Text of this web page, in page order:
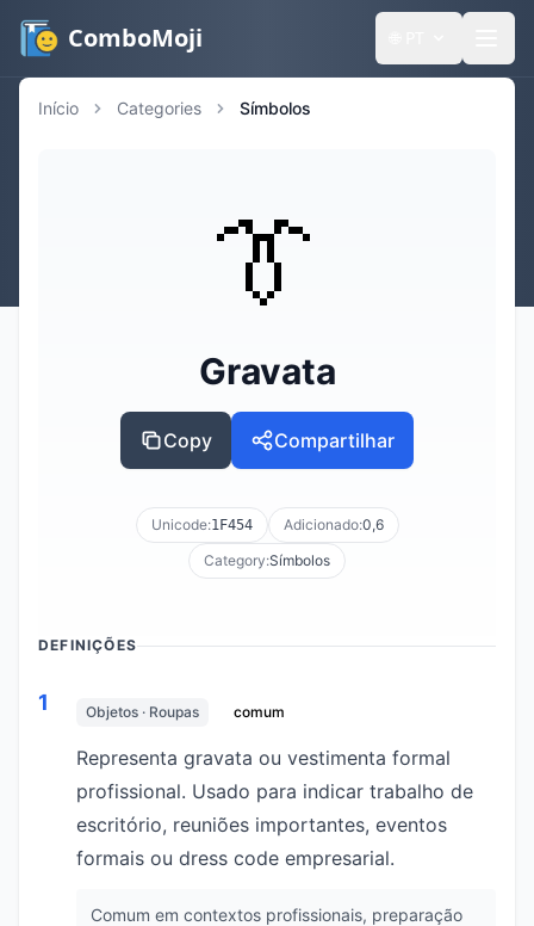
ComboMoji
Início Categories Símbolos
👔
Gravata
Copy Compartilhar
Unicode:1F454 Adicionado:0,6
Category:Símbolos
DEFINIÇÕES
1 Objetos · Roupas comum
Representa gravata ou vestimenta formal
profissional. Usado para indicar trabalho de
escritório, reuniões importantes, eventos
formais ou dress code empresarial.
Comum em contextos profissionais, preparação